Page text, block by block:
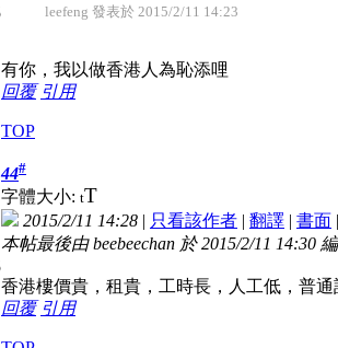
leefeng 發表於 2015/2/11 14:23
有你，我以做香港人為恥添哩
回覆 引用
TOP
44#
字體大小: tT
2015/2/11 14:28 | 只看該作者 | 翻譯 | 書面
本帖最後由 beebeechan 於 2015/2/11 14:30
香港樓價貴，租貴，工時長，人工低，普
回覆 引用